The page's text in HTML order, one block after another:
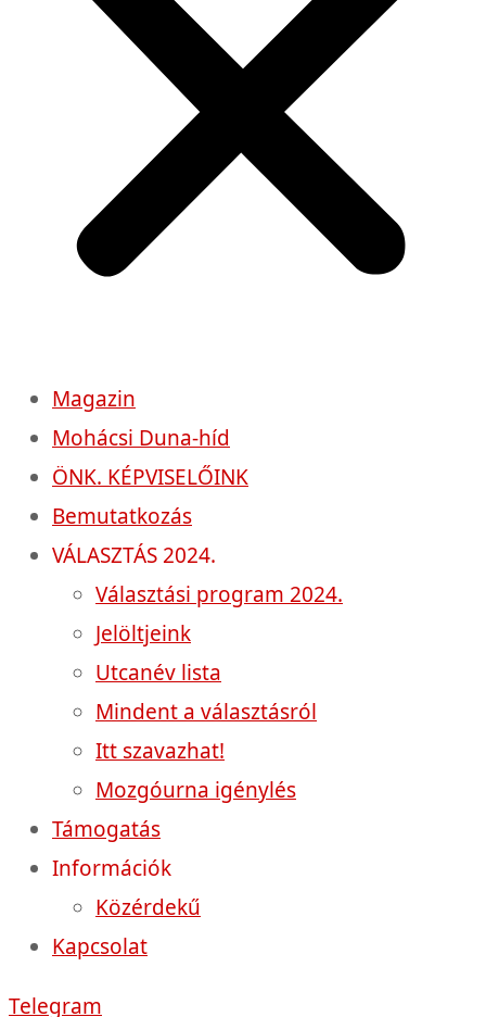
Magazin
Mohácsi Duna-híd
ÖNK. KÉPVISELŐINK
Bemutatkozás
VÁLASZTÁS 2024.
Választási program 2024.
Jelöltjeink
Utcanév lista
Mindent a választásról
Itt szavazhat!
Mozgóurna igénylés
Támogatás
Információk
Közérdekű
Kapcsolat
Telegram